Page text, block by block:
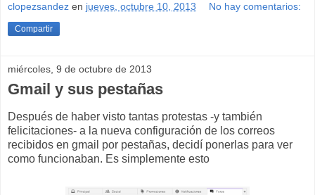
clopezsandez en jueves, octubre 10, 2013 No hay comentarios:
Compartir
miércoles, 9 de octubre de 2013
Gmail y sus pestañas
Después de haber visto tantas protestas -y también
felicitaciones- a la nueva configuración de los correos
recibidos en gmail por pestañas, decidí ponerlas para ver
como funcionaban. Es simplemente esto